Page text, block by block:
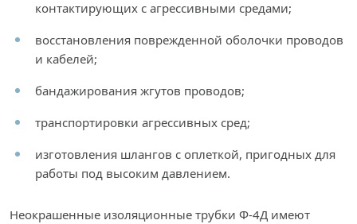
контактирующих с агрессивными средами;
восстановления поврежденной оболочки проводов
и кабелей;
бандажирования жгутов проводов;
транспортировки агрессивных сред;
изготовления шлангов с оплеткой, пригодных для
работы под высоким давлением.
Неокрашенные изоляционные трубки Ф-4Д имеют